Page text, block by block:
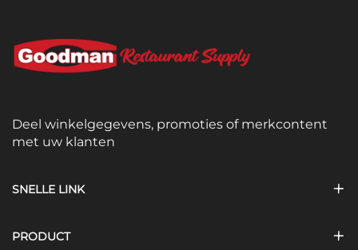
Deel winkelgegevens, promoties of merkcontent
met uw klanten
SNELLE LINK
PRODUCT